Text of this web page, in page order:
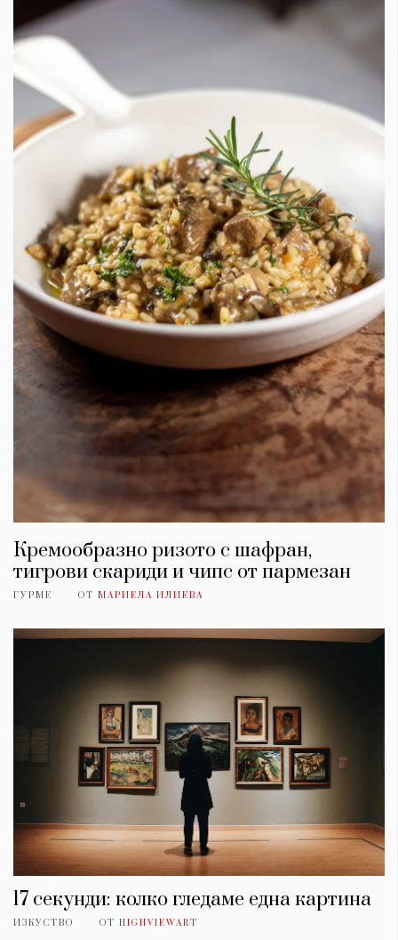
Кремообразно ризото с шафран,
тигрови скариди и чипс от пармезан
ГУРМЕ ОТ МАРИЕЛА ИЛИЕВА
17 секунди: колко гледаме една картина
ИЗКУСТВО ОТ HIGHVIEWART